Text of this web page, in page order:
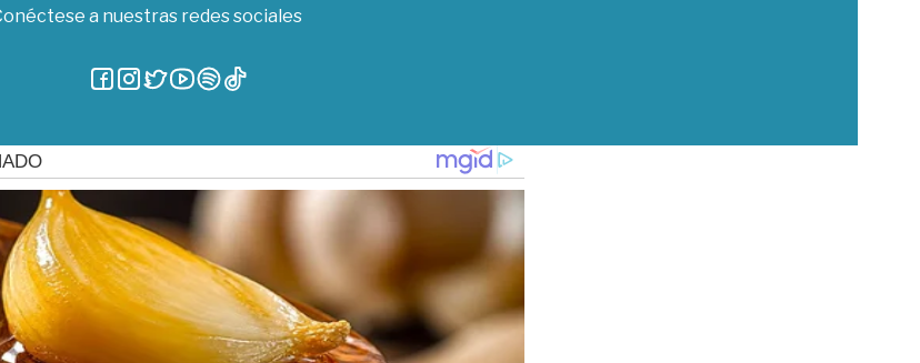
a nuestras redes sociales